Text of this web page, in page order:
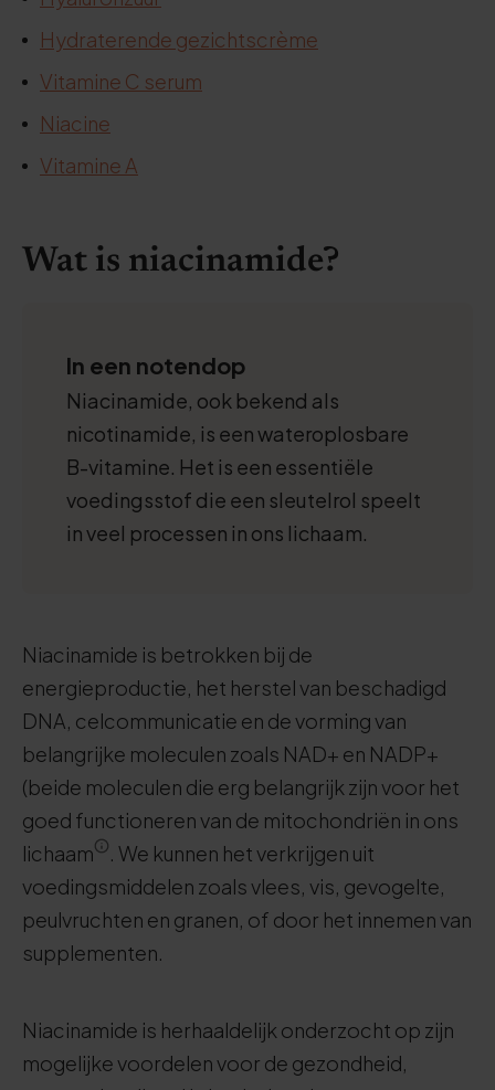
Hydraterende gezichtscrème
Vitamine C serum
Niacine
Vitamine A
Wat is niacinamide?
In een notendop
Niacinamide, ook bekend als
nicotinamide, is een wateroplosbare
B-vitamine. Het is een essentiële
voedingsstof die een sleutelrol speelt
in veel processen in ons lichaam.
Niacinamide is betrokken bij de
energieproductie, het herstel van beschadigd
DNA, celcommunicatie en de vorming van
belangrijke moleculen zoals NAD+ en NADP+
(beide moleculen die erg belangrijk zijn voor het
goed functioneren van de mitochondriën in ons
lichaam
. We kunnen het verkrijgen uit
voedingsmiddelen zoals vlees, vis, gevogelte,
peulvruchten en granen, of door het innemen van
supplementen.
Niacinamide is herhaaldelijk onderzocht op zijn
mogelijke voordelen voor de gezondheid,